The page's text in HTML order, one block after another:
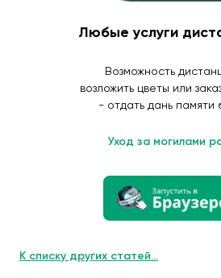
Любые услуги
Возможность
возложить цветы или
- отдать дань памяти
Уход за могилами
К списку других статей...